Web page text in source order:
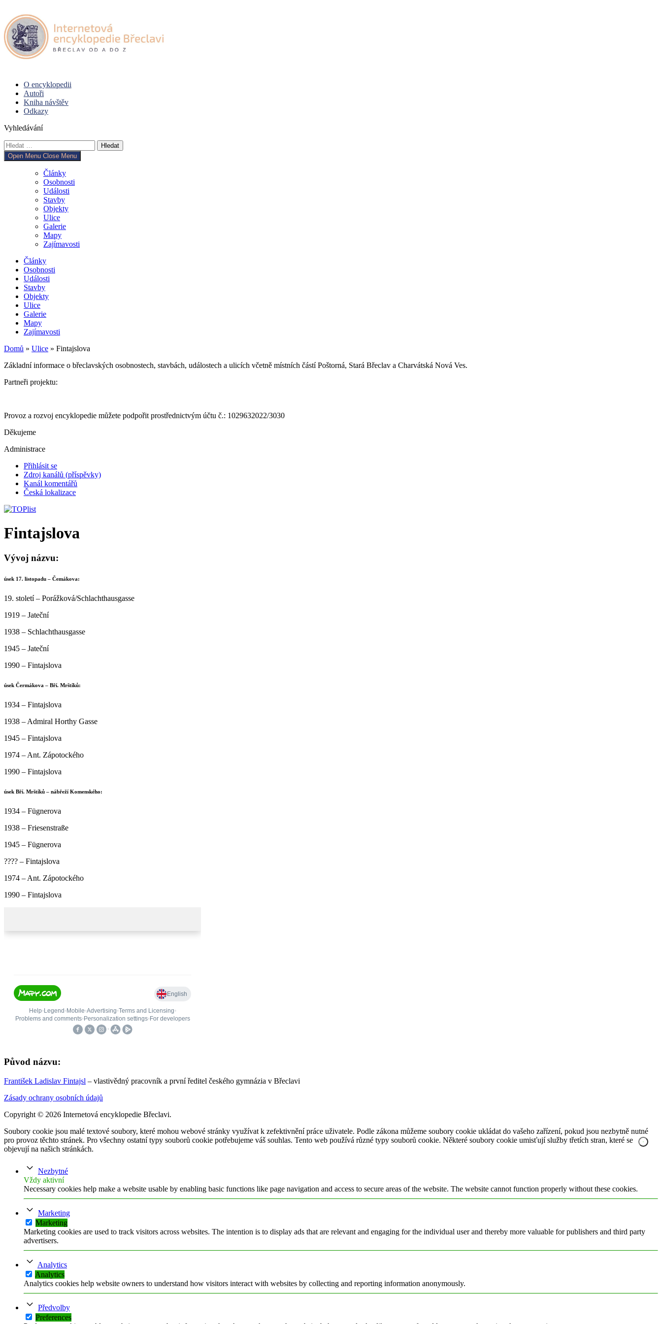
content
O encyklopedii
Autoři
Kniha návštěv
Odkazy
Vyhledávání
Vyhledávání
Open Menu Close Menu
Články
Osobnosti
Události
Stavby
Objekty
Ulice
Galerie
Mapy
Zajímavosti
Články
Osobnosti
Události
Stavby
Objekty
Ulice
Galerie
Mapy
Zajímavosti
Domů » Ulice » Fintajslova
Základní informace o břeclavských osobnostech, stavbách, událostech a ulicích včetně místních částí Poštorná, Stará Břeclav a Charvátská Nová Ves.
Partneři projektu:
Provoz a rozvoj encyklopedie můžete podpořit prostřednictvým účtu č.: 1029632022/3030
Děkujeme
Administrace
Přihlásit se
Zdroj kanálů (příspěvky)
Kanál komentářů
Česká lokalizace
Fintajslova
Vývoj názvu:
úsek 17. listopadu – Čemákova:
19. století – Porážková/Schlachthausgasse
1919 – Jateční
1938 – Schlachthausgasse
1945 – Jateční
1990 – Fintajslova
úsek Čermákova – Bří. Mrštíků:
1934 – Fintajslova
1938 – Admiral Horthy Gasse
1945 – Fintajslova
1974 – Ant. Zápotockého
1990 – Fintajslova
úsek Bří. Mrštíků – nábřeží Komenského:
1934 – Fügnerova
1938 – Friesenstraße
1945 – Fügnerova
???? – Fintajslova
1974 – Ant. Zápotockého
1990 – Fintajslova
Původ názvu:
František Ladislav Fintajsl – vlastivědný pracovník a první ředitel českého gymnázia v Břeclavi
Zásady ochrany osobních údajů
Copyright © 2026 Internetová encyklopedie Břeclavi.
Soubory cookie jsou malé textové soubory, které mohou webové stránky využívat k zefektivnění práce uživatele. Podle zákona můžeme soubory cookie ukládat do vašeho zařízení, pokud jsou nezbytně nutné
pro provoz těchto stránek. Pro všechny ostatní typy souborů cookie potřebujeme váš souhlas. Tento web používá různé typy souborů cookie. Některé soubory cookie umisťují služby třetích stran, které se
objevují na našich stránkách.
Nezbytné
Vždy aktivní
Necessary cookies help make a website usable by enabling basic functions like page navigation and access to secure areas of the website. The website cannot function properly without these cookies.
Marketing
Marketing
Marketing cookies are used to track visitors across websites. The intention is to display ads that are relevant and engaging for the individual user and thereby more valuable for publishers and third party
advertisers.
Analytics
Analytics
Analytics cookies help website owners to understand how visitors interact with websites by collecting and reporting information anonymously.
Předvolby
Preferences